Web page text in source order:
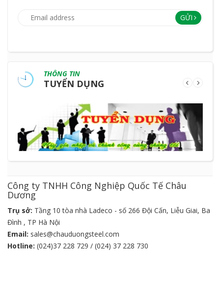
GỬI
THÔNG TIN
TUYỂN DỤNG
Công ty TNHH Công Nghiệp Quốc Tế Châu
Dương
Trụ sở: Tầng 10 tòa nhà Ladeco - số 266 Đội Cấn, Liễu Giai, Ba
Đình , TP Hà Nội
Email: sales@chauduongsteel.com
Hotline: (024)37 228 729 / (024) 37 228 730